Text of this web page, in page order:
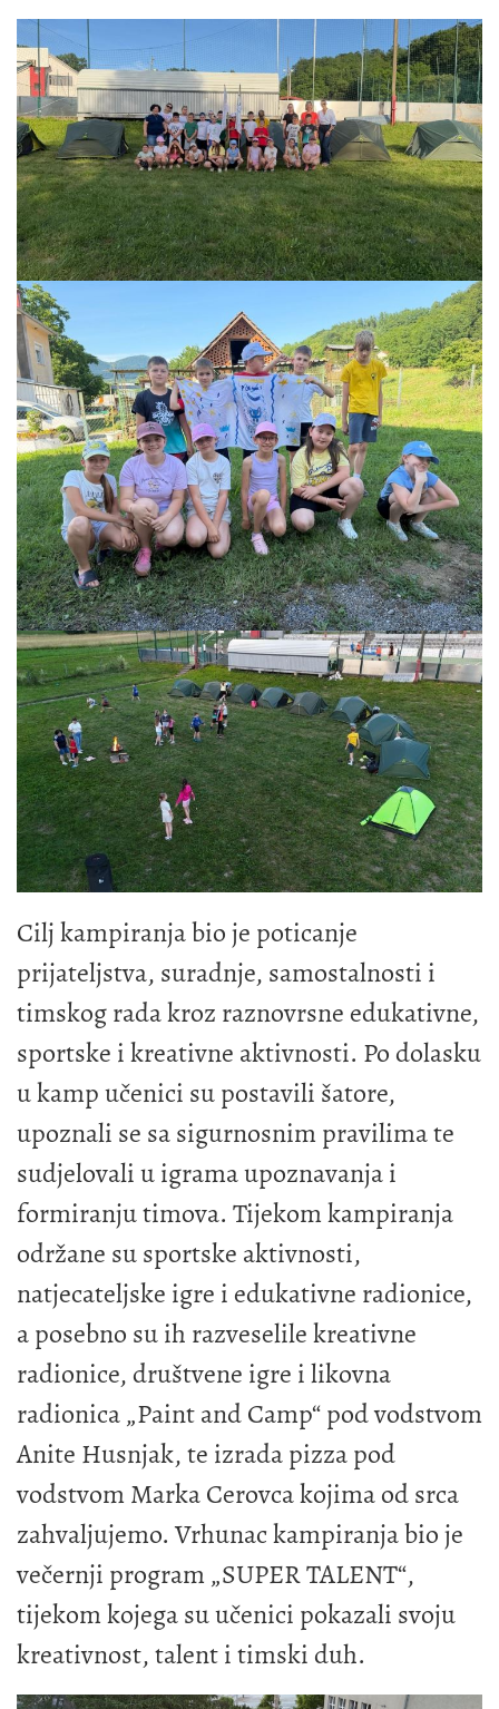
Cilj kampiranja bio je poticanje
prijateljstva, suradnje, samostalnosti i
timskog rada kroz raznovrsne edukativne,
sportske i kreativne aktivnosti. Po dolasku
u kamp učenici su postavili šatore,
upoznali se sa sigurnosnim pravilima te
sudjelovali u igrama upoznavanja i
formiranju timova. Tijekom kampiranja
održane su sportske aktivnosti,
natjecateljske igre i edukativne radionice,
a posebno su ih razveselile kreativne
radionice, društvene igre i likovna
radionica „Paint and Camp“ pod vodstvom
Anite Husnjak, te izrada pizza pod
vodstvom Marka Cerovca kojima od srca
zahvaljujemo. Vrhunac kampiranja bio je
večernji program „SUPER TALENT“,
tijekom kojega su učenici pokazali svoju
kreativnost, talent i timski duh.